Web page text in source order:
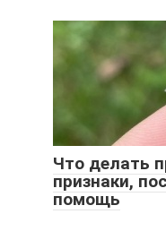
Что делать
признаки,
помощь